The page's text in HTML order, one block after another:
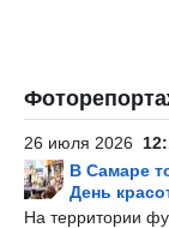
26 июля 2026
В Самаре
День
На территории